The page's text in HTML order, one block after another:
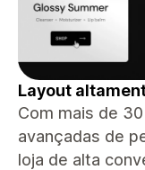
Layout
Com mais de
avançadas de
loja de alta